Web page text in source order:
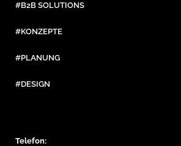
#B2B SOLUTIONS
#KONZEPTE
#PLANUNG
#DESIGN
Telefon: